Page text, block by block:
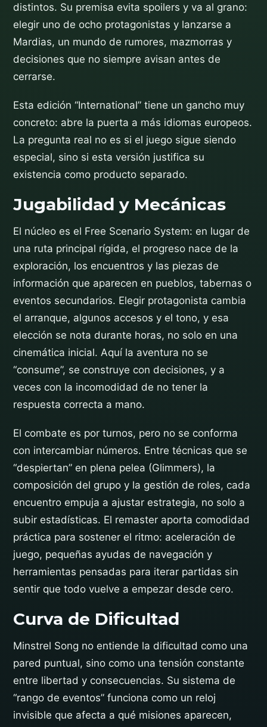
distintos. Su premisa evita spoilers y va al grano:
elegir uno de ocho protagonistas y lanzarse a
Mardias, un mundo de rumores, mazmorras y
decisiones que no siempre avisan antes de
cerrarse.
Esta edición “International” tiene un gancho muy
concreto: abre la puerta a más idiomas europeos.
La pregunta real no es si el juego sigue siendo
especial, sino si esta versión justifica su
existencia como producto separado.
Jugabilidad y Mecánicas
El núcleo es el Free Scenario System: en lugar de
una ruta principal rígida, el progreso nace de la
exploración, los encuentros y las piezas de
información que aparecen en pueblos, tabernas o
eventos secundarios. Elegir protagonista cambia
el arranque, algunos accesos y el tono, y esa
elección se nota durante horas, no solo en una
cinemática inicial. Aquí la aventura no se
“consume”, se construye con decisiones, y a
veces con la incomodidad de no tener la
respuesta correcta a mano.
El combate es por turnos, pero no se conforma
con intercambiar números. Entre técnicas que se
“despiertan” en plena pelea (Glimmers), la
composición del grupo y la gestión de roles, cada
encuentro empuja a ajustar estrategia, no solo a
subir estadísticas. El remaster aporta comodidad
práctica para sostener el ritmo: aceleración de
juego, pequeñas ayudas de navegación y
herramientas pensadas para iterar partidas sin
sentir que todo vuelve a empezar desde cero.
Curva de Dificultad
Minstrel Song no entiende la dificultad como una
pared puntual, sino como una tensión constante
entre libertad y consecuencias. Su sistema de
“rango de eventos” funciona como un reloj
invisible que afecta a qué misiones aparecen,